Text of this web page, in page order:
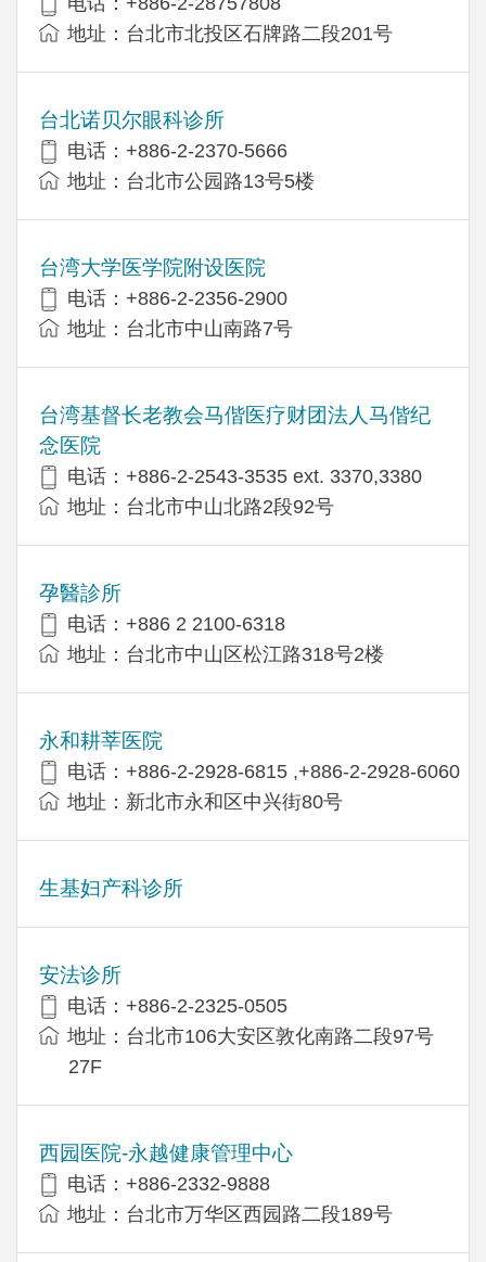
地址：台北市北投区石牌路二段201号
台北诺贝尔眼科诊所
电话：+886-2-2370-5666
地址：台北市公园路13号5楼
台湾大学医学院附设医院
电话：+886-2-2356-2900
地址：台北市中山南路7号
台湾基督长老教会马偕医疗财团法人马偕纪
念医院
电话：+886-2-2543-3535 ext. 3370,3380
地址：台北市中山北路2段92号
孕醫診所
电话：+886 2 2100-6318
地址：台北市中山区松江路318号2楼
永和耕莘医院
电话：+886-2-2928-6815 ,+886-2-2928-6060
地址：新北市永和区中兴街80号
生基妇产科诊所
安法诊所
电话：+886-2-2325-0505
地址：台北市106大安区敦化南路二段97号
27F
西园医院-永越健康管理中心
电话：+886-2332-9888
地址：台北市万华区西园路二段189号